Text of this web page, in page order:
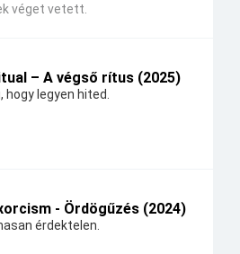
véget vetett.
– A végső rítus (2025)
hogy legyen hited.
- Ördögűzés (2024)
érdektelen.